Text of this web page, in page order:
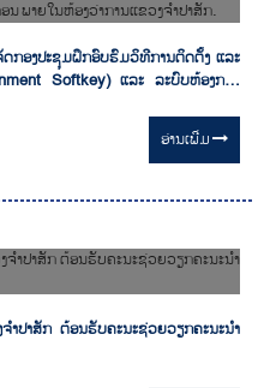
ກອງປະຊຸມຝຶກອົບຮົມວິທີການຕິດຕັ້ງ ແລະ
Softkey) ແລະ ລະບົບຫ້ອງການ
ອ່ານ​ເພີ່ມ
ປາສັກ ຕ້ອນຮັບຄະນະຊ່ວຍວຽກຄະນະນໍາ